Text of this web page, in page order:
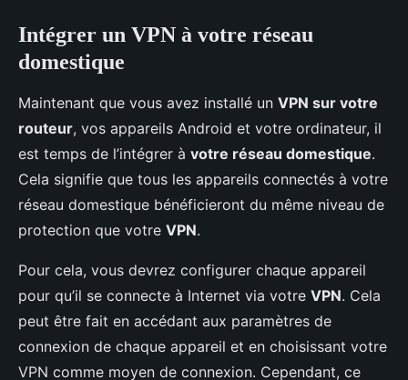
Intégrer un VPN à votre réseau
domestique
Maintenant que vous avez installé un VPN sur votre
routeur, vos appareils Android et votre ordinateur, il
est temps de l’intégrer à votre réseau domestique.
Cela signifie que tous les appareils connectés à votre
réseau domestique bénéficieront du même niveau de
protection que votre VPN.
Pour cela, vous devrez configurer chaque appareil
pour qu’il se connecte à Internet via votre VPN. Cela
peut être fait en accédant aux paramètres de
connexion de chaque appareil et en choisissant votre
VPN comme moyen de connexion. Cependant, ce